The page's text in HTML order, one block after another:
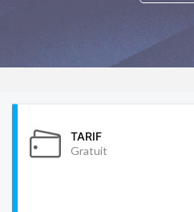
TARIF
Gratuit